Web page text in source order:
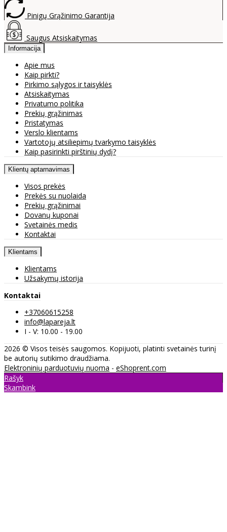
Pinigų Grąžinimo Garantija
Saugus Atsiskaitymas
Informacija
Apie mus
Kaip pirkti?
Pirkimo sąlygos ir taisyklės
Atsiskaitymas
Privatumo politika
Prekių grąžinimas
Pristatymas
Verslo klientams
Vartotojų atsiliepimų tvarkymo taisyklės
Kaip pasirinkti pirštinių dydį?
Klientų aptarnavimas
Visos prekės
Prekės su nuolaida
Prekių grąžinimai
Dovanų kuponai
Svetainės medis
Kontaktai
Klientams
Klientams
Užsakymų istorija
Kontaktai
+37060615258
info@lapareja.lt
I - V: 10.00 - 19.00
2026 © Visos teisės saugomos. Kopijuoti, platinti svetainės turinį
be autorių sutikimo draudžiama.
Elektroninių parduotuvių nuoma - eShoprent.com
Rašyk
Skambink